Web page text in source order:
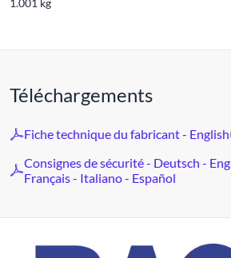
Téléchargements
Fiche technique du fabricant - English
Consignes de sécurité - Deutsch -
Français - Italiano - Español